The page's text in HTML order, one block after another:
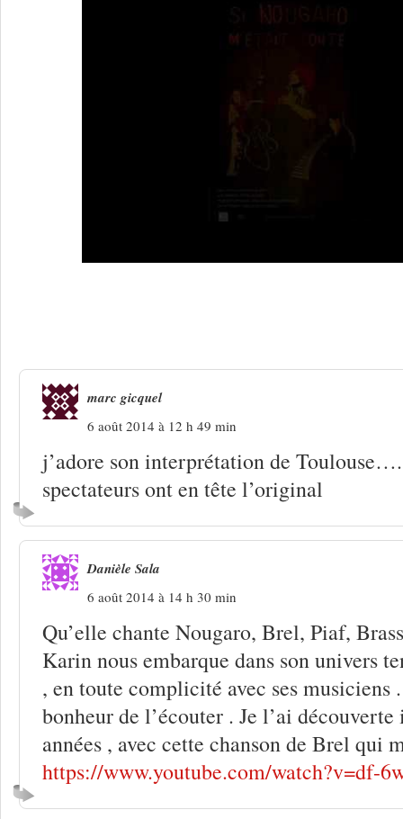
marc gicquel
6 août 2014 à 12 h 49 min
j’adore son interprétation de
spectateurs ont en tête l’original
Danièle Sala
6 août 2014 à 14 h 30 min
Qu’elle chante Nougaro, Brel, Piaf,
Karin nous embarque dans son univers
, en toute complicité avec ses musiciens
bonheur de l’écouter . Je l’ai
années , avec cette chanson de Brel qui
https://www.youtube.com/watch?v=df-